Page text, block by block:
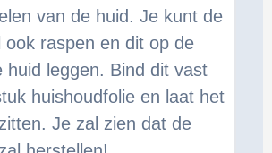
van de huid. Je kunt de
ook raspen en dit op de
huid leggen. Bind dit vast
huishoudfolie en laat het
Je zal zien dat de